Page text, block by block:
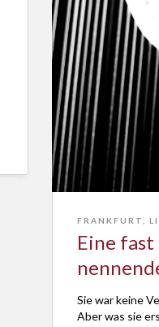
FRANKFURT
Eine
Sie war keine
Aber was sie